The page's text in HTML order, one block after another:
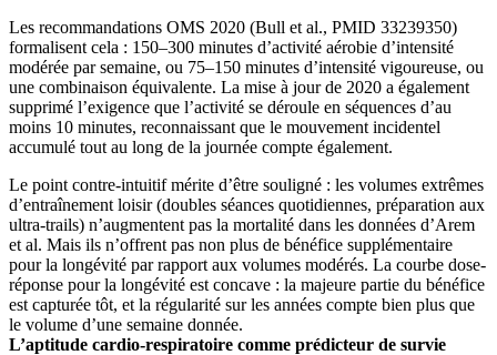
Les recommandations OMS 2020 (Bull et al., PMID 33239350)
formalisent cela : 150–300 minutes d’activité aérobie d’intensité
modérée par semaine, ou 75–150 minutes d’intensité vigoureuse, ou
une combinaison équivalente. La mise à jour de 2020 a également
supprimé l’exigence que l’activité se déroule en séquences d’au
moins 10 minutes, reconnaissant que le mouvement incidentel
accumulé tout au long de la journée compte également.
Le point contre-intuitif mérite d’être souligné : les volumes extrêmes
d’entraînement loisir (doubles séances quotidiennes, préparation aux
ultra-trails) n’augmentent pas la mortalité dans les données d’Arem
et al. Mais ils n’offrent pas non plus de bénéfice supplémentaire
pour la longévité par rapport aux volumes modérés. La courbe dose-
réponse pour la longévité est concave : la majeure partie du bénéfice
est capturée tôt, et la régularité sur les années compte bien plus que
le volume d’une semaine donnée.
L’aptitude cardio-respiratoire comme prédicteur de survie